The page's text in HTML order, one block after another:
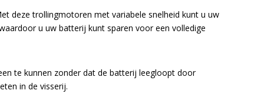
deze trollingmotoren met variabele snelheid kunt u uw
u uw batterij kunt sparen voor een volledige
te kunnen zonder dat de batterij leegloopt door
in de visserij.